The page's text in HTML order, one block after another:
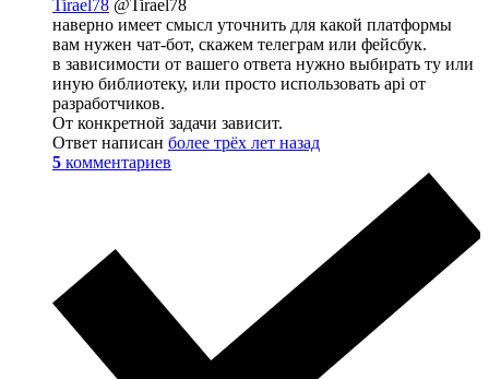
Tirael78 @Tirael78
наверно имеет смысл уточнить для какой платформы
вам нужен чат-бот, скажем телеграм или фейсбук.
в зависимости от вашего ответа нужно выбирать ту или
иную библиотеку, или просто использовать api от
разработчиков.
От конкретной задачи зависит.
Ответ написан более трёх лет назад
5 комментариев